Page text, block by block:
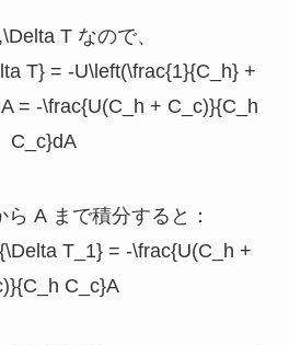
Tなので、
T} = -U\left(\frac{1}{C_h} +
= -\frac{U(C_h + C_c)}{C_h
C_c}dA
ら Aまで積分すると：
T_1} = -\frac{U(C_h +
C_c}A